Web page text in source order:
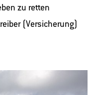
zu retten
(Versicherung)